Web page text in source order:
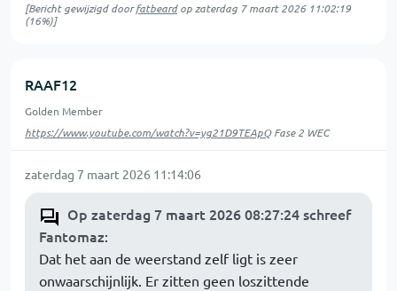
[Bericht gewijzigd doorfatbeardopzaterdag 7 maart 2026 11:02:19
(16%)]
RAAF12
Golden Member
https://www.youtube.com/watch?v=yg21D9TEApQFase 2 WEC
zaterdag 7 maart 2026 11:14:06
Op zaterdag 7 maart 2026 08:27:24 schreef
Fantomaz:
Dat het aan de weerstand zelf ligt is zeer
onwaarschijnlijk. Er zitten geen loszittende